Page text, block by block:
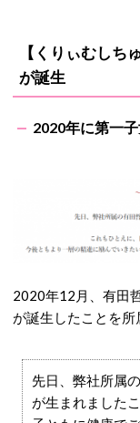
【くりぃむしち
が誕生
2020年に第一
2020年12月、有田
が誕生したことを所
先日、弊社所属
が生まれました